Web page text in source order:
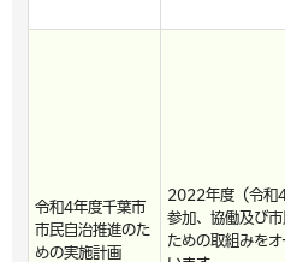
令和4年度千葉市
市民自治推進のた
めの実施計画
2022年度（令和
参加、協働及び
ための取組みを